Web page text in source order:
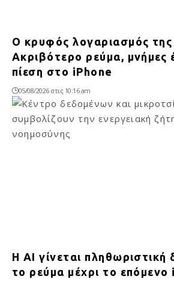
Ο κρυφός λογαριασμός της
Ακριβότερο ρεύμα, μνήμες
πίεση στο iPhone
05/08/2026 στις 10:16 am
Η AI γίνεται πληθωριστική
το ρεύμα μέχρι το επόμενο